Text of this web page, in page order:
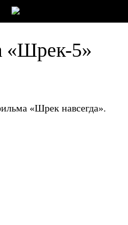
«Шрек-5»
«Шрек навсегда».